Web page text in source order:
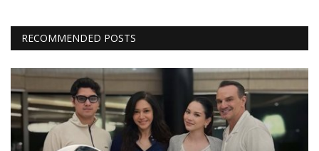
RECOMMENDED POSTS